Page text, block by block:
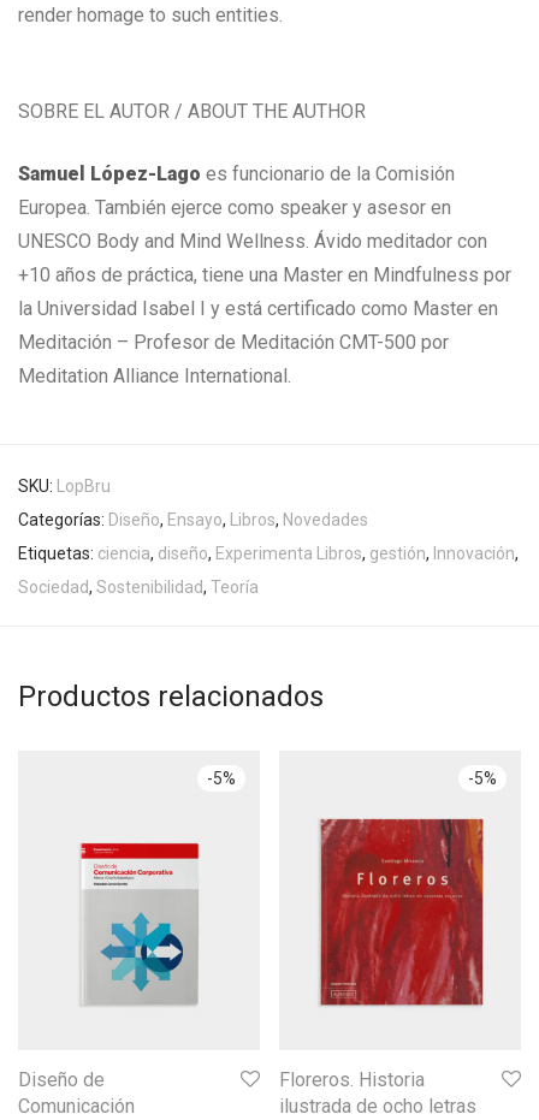
render homage to such entities.
SOBRE EL AUTOR / ABOUT THE AUTHOR
Samuel López-Lago es funcionario de la Comisión
Europea. También ejerce como speaker y asesor en
UNESCO Body and Mind Wellness. Ávido meditador con
+10 años de práctica, tiene una Master en Mindfulness por
la Universidad Isabel I y está certificado como Master en
Meditación – Profesor de Meditación CMT-500 por
Meditation Alliance International.
SKU:
LopBru
Categorías: Diseño, Ensayo, Libros, Novedades
Etiquetas: ciencia, diseño, Experimenta Libros, gestión, Innovación,
Sociedad, Sostenibilidad, Teoría
Productos relacionados
-5%
Diseño de
Comunicación
-5%
Floreros. Historia
ilustrada de ocho letras